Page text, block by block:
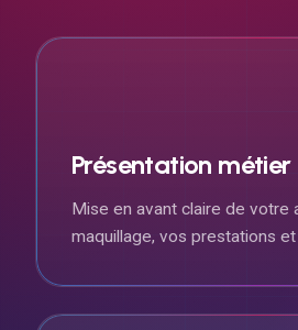
Présentation métier
Mise en avant claire de votre
maquillage, vos prestations